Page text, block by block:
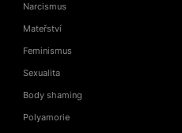
Narcismus
Mateřství
Feminismus
Sexualita
Body shaming
Polyamorie